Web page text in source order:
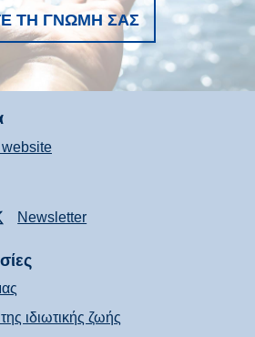
ΤΗ ΓΝΏΜΗ ΣΑΣ
Newsletter
ιδιωτικής ζωής